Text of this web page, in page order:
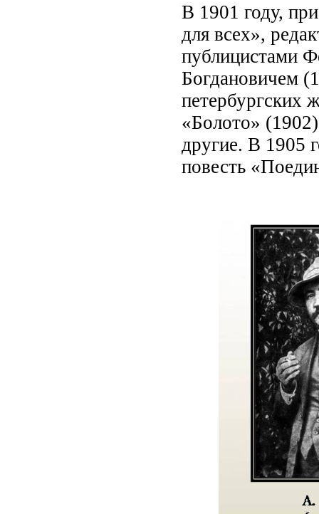
В 1901 году,
для всех»,
публицистами
Богдановичем
петербургских
«Болото»
другие. В 1905
повесть